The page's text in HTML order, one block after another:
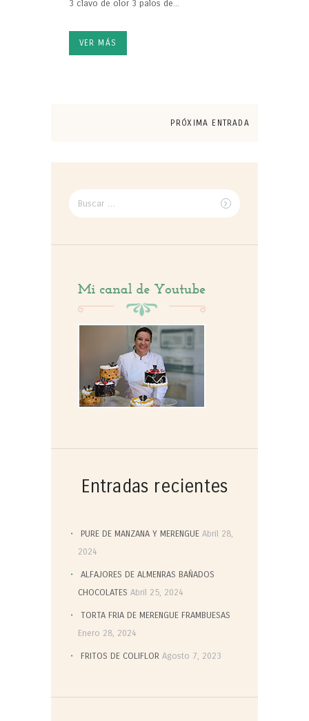
3 clavo de olor 3 palos de...
VER MÁS
PRÓXIMA ENTRADA
Buscar
por:
Entradas recientes
PURE DE MANZANA Y MERENGUE Abril 28,
2024
ALFAJORES DE ALMENRAS BAÑADOS
CHOCOLATES Abril 25, 2024
TORTA FRIA DE MERENGUE FRAMBUESAS
Enero 28, 2024
FRITOS DE COLIFLOR Agosto 7, 2023